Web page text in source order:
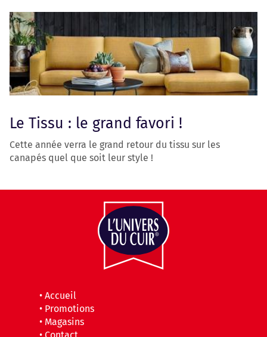
Le Tissu : le grand favori !
Cette année verra le grand retour du tissu sur les
canapés quel que soit leur style !
• Accueil
• Promotions
• Magasins